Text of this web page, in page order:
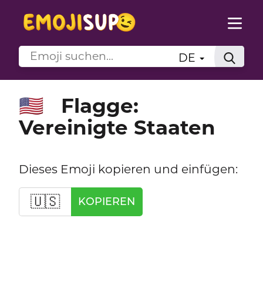
DE
🇺🇸
Flagge:
Vereinigte Staaten
Dieses Emoji kopieren und einfügen:
🇺🇸 KOPIEREN